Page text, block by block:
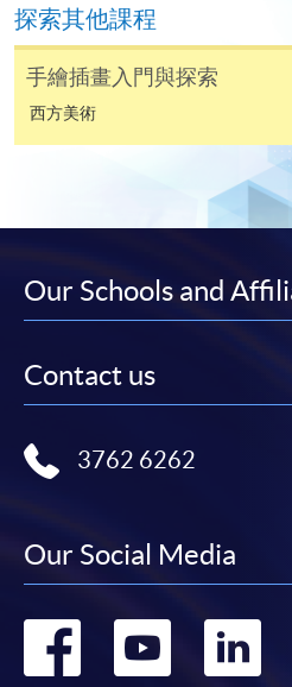
表格後，請連同報名費/
往報名中心或以郵遞方式
報讀同一學歷頒授課
學院為學歷頒授課程特設
用於一般學歷頒授課程。
課程負責人會為學員送上
(「通知」)，請填妥有關
有關繳費詳情，請參閱付款方
人或報名中心。
Google Chrome瀏覽器。
申請人不應閒置申請超過
探索其他課程
手繪插畫入門與探索
西方美術
Our Schools and
Contact us
3762 6262
Our Social Media
Go
Go